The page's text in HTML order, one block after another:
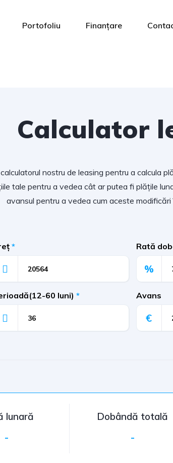
Portofoliu Finanțare
Calculator
nostru de leasing pentru a calcula
tale pentru a vedea cât ar putea fi plățile
avansul pentru a vedea cum aceste
* Rată
%
60 luni) * Avans
€
lunară
-
Dobândă totală
-